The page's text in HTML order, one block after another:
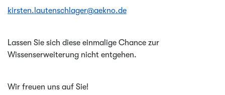
kirsten.lautenschlager@aekno.de
Lassen Sie sich diese einmalige Chance zur
Wissenserweiterung nicht entgehen.
Wir freuen uns auf Sie!